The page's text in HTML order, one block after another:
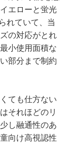
エローと蛍光
れていて、当
の対応がとれ
小使用面積な
部分まで制約
ても仕方ない
それほどのリ
し融通性のあ
向け高視認性